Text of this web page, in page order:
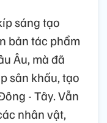
sáng tạo
bản tác phẩm
Âu, mà đã
sân khấu, tạo
- Tây. Vẫn
nhân vật,